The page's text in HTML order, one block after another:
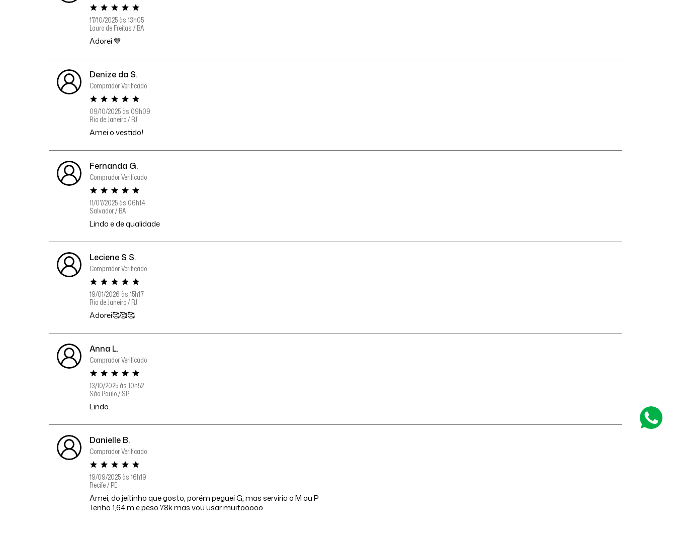
17/10/2025 às 13h05
Lauro de Freitas / BA
Adorei 💙
Denize da S.
Comprador Verificado
09/10/2025 às 09h09
Rio de Janeiro / RJ
Amei o vestido!
Fernanda G.
Comprador Verificado
11/07/2025 às 06h14
Salvador / BA
Lindo e de qualidade
Leciene S S.
Comprador Verificado
19/01/2026 às 15h17
Rio de Janeiro / RJ
Adorei🥰🥰🥰
Anna L.
Comprador Verificado
13/10/2025 às 10h52
São Paulo / SP
Lindo.
Danielle B.
Comprador Verificado
19/09/2025 às 16h19
Recife / PE
Amei, do jeitinho que gosto, porém peguei G, mas serviria o M ou P
Tenho 1,64 m e peso 78k mas vou usar muitooooo